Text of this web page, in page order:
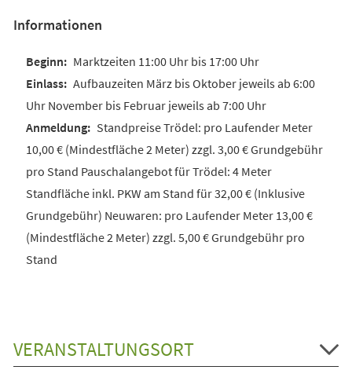
Informationen
Marktzeiten 11:00 Uhr bis 17:00 Uhr
Aufbauzeiten März bis Oktober jeweils ab 6:00
Uhr November bis Februar jeweils ab 7:00 Uhr
Standpreise Trödel: pro Laufender Meter
10,00 € (Mindestfläche 2 Meter) zzgl. 3,00 € Grundgebühr
pro Stand Pauschalangebot für Trödel: 4 Meter
Standfläche inkl. PKW am Stand für 32,00 € (Inklusive
Grundgebühr) Neuwaren: pro Laufender Meter 13,00 €
(Mindestfläche 2 Meter) zzgl. 5,00 € Grundgebühr pro
Stand
VERANSTALTUNGSORT